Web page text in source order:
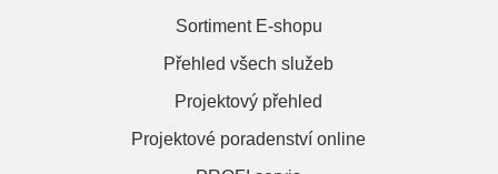
Sortiment E-shopu
Přehled všech služeb
Projektový přehled
Projektové poradenství online